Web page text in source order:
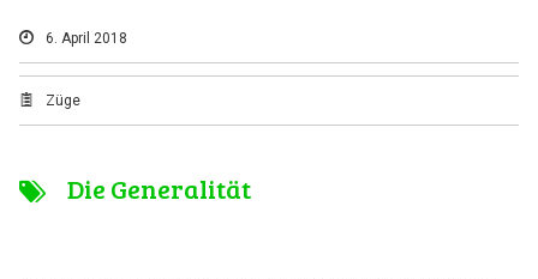
6. April 2018
Züge
Die Generalität